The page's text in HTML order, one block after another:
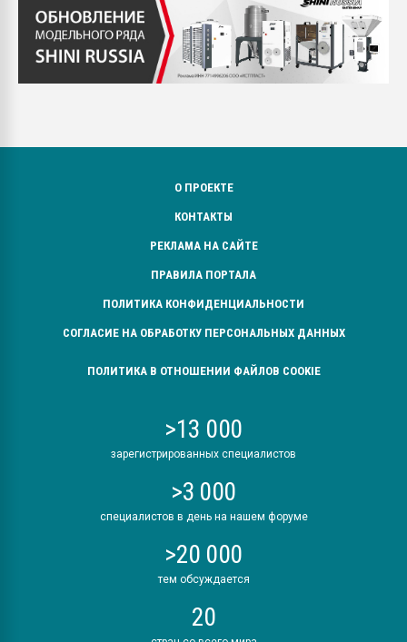
О ПРОЕКТЕ
КОНТАКТЫ
РЕКЛАМА НА САЙТЕ
ПРАВИЛА ПОРТАЛА
ПОЛИТИКА КОНФИДЕНЦИАЛЬНОСТИ
СОГЛАСИЕ НА ОБРАБОТКУ ПЕРСОНАЛЬНЫХ ДАННЫХ
ПОЛИТИКА В ОТНОШЕНИИ ФАЙЛОВ COOKIE
>13 000
зарегистрированных специалистов
>3 000
специалистов в день на нашем форуме
>20 000
тем обсуждается
20